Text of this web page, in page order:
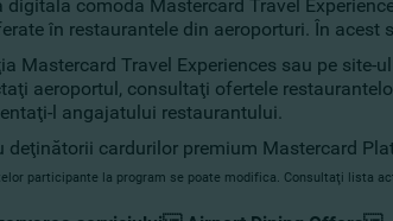
comodă Mastercard Travel
în restaurantele din aeroporturi. În acest
Mastercard Travel Experiences sau pe site-ul
aeroportul, consultaţi ofertele
l angajatului restaurantului.
deţinătorii cardurilor premium Mastercard
participante la program se poate modifica. Consultaţi lista